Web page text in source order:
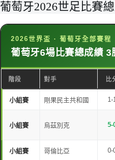
葡萄牙2026世足比賽
2026世界盃 · 葡萄牙全部賽程
葡萄牙6場比賽總成績 3
階段 對手 比
小組賽 剛果民主共和國 1-
小組賽 烏茲別克 5-
小組賽 哥倫比亞 0-